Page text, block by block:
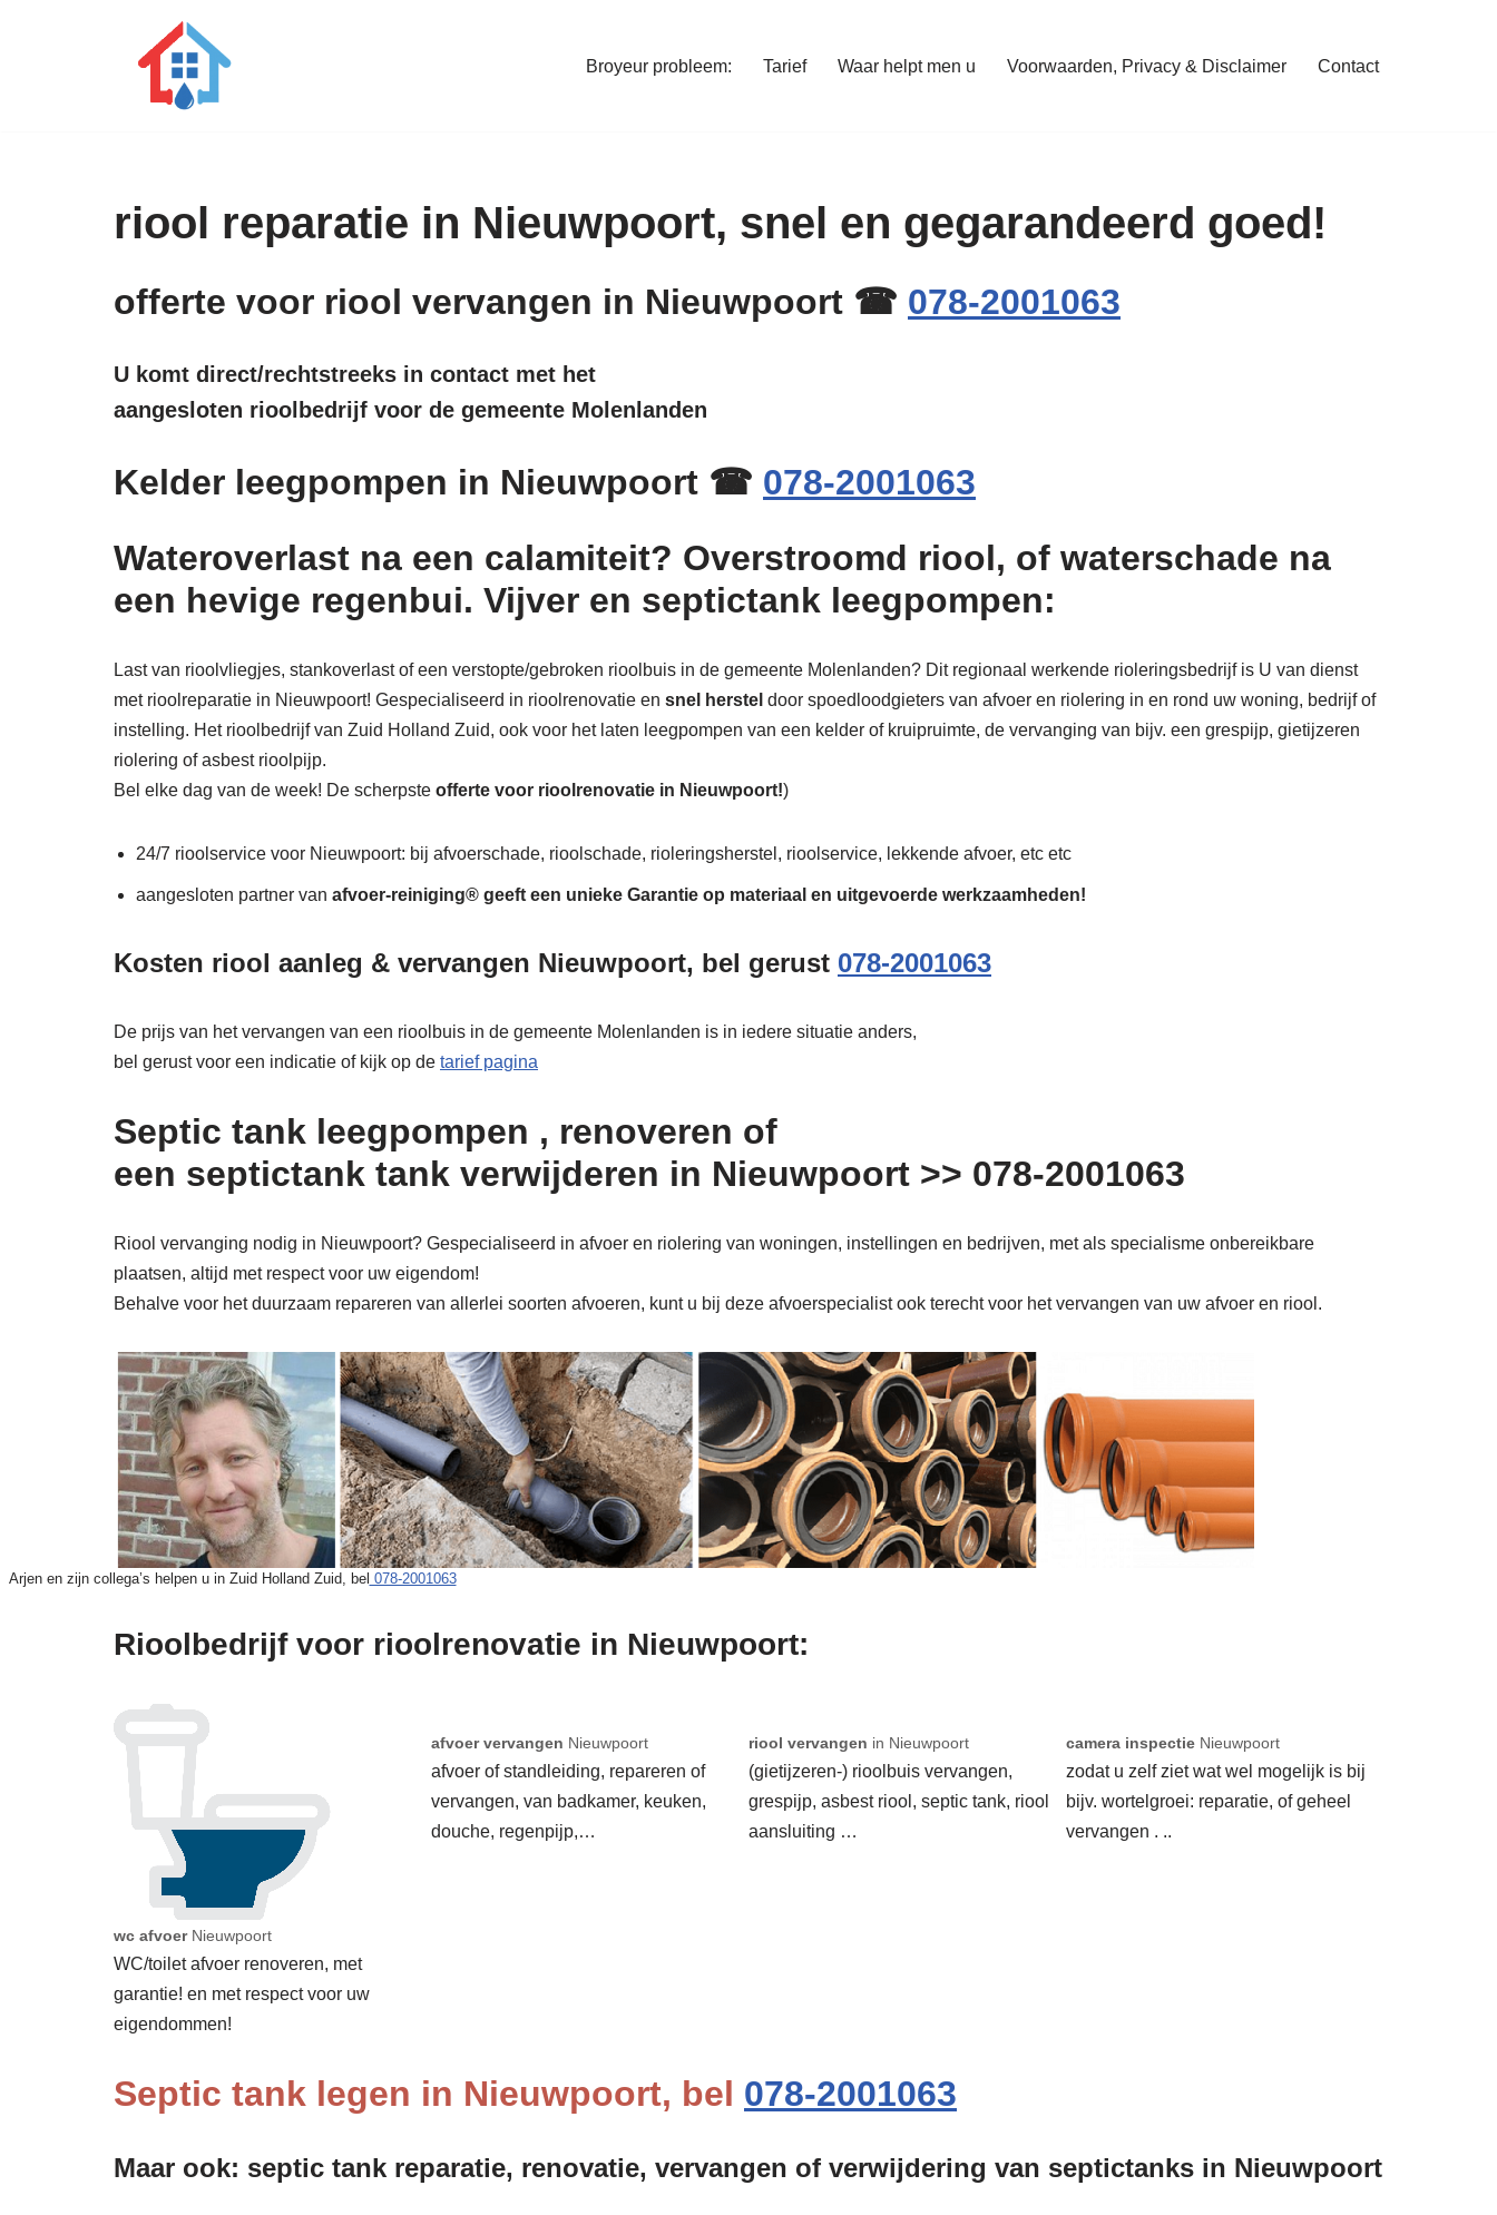
Broyeur probleem: Tarief Waar helpt men u Voorwaarden, Privacy & Disclaimer Contact
riool reparatie in Nieuwpoort, snel en gegarandeerd goed!
offerte voor riool vervangen in Nieuwpoort ☎ 078-2001063
U komt direct/rechtstreeks in contact met het
aangesloten rioolbedrijf voor de gemeente Molenlanden
Kelder leegpompen in Nieuwpoort ☎ 078-2001063
Wateroverlast na een calamiteit? Overstroomd riool, of waterschade na
een hevige regenbui. Vijver en septictank leegpompen:
Last van rioolvliegjes, stankoverlast of een verstopte/gebroken rioolbuis in de gemeente Molenlanden? Dit regionaal werkende rioleringsbedrijf is U van dienst
met rioolreparatie in Nieuwpoort! Gespecialiseerd in rioolrenovatie en snel herstel door spoedloodgieters van afvoer en riolering in en rond uw woning, bedrijf of
instelling. Het rioolbedrijf van Zuid Holland Zuid, ook voor het laten leegpompen van een kelder of kruipruimte, de vervanging van bijv. een grespijp, gietijzeren
riolering of asbest rioolpijp.
Bel elke dag van de week! De scherpste offerte voor rioolrenovatie in Nieuwpoort!)
24/7 rioolservice voor Nieuwpoort: bij afvoerschade, rioolschade, rioleringsherstel, rioolservice, lekkende afvoer, etc etc
aangesloten partner van afvoer-reiniging® geeft een unieke Garantie op materiaal en uitgevoerde werkzaamheden!
Kosten riool aanleg & vervangen Nieuwpoort, bel gerust 078-2001063
De prijs van het vervangen van een rioolbuis in de gemeente Molenlanden is in iedere situatie anders,
bel gerust voor een indicatie of kijk op de tarief pagina
Septic tank leegpompen , renoveren of
een septictank tank verwijderen in Nieuwpoort >> 078-2001063
Riool vervanging nodig in Nieuwpoort? Gespecialiseerd in afvoer en riolering van woningen, instellingen en bedrijven, met als specialisme onbereikbare
plaatsen, altijd met respect voor uw eigendom!
Behalve voor het duurzaam repareren van allerlei soorten afvoeren, kunt u bij deze afvoerspecialist ook terecht voor het vervangen van uw afvoer en riool.
Arjen en zijn collega’s helpen u in Zuid Holland Zuid, bel 078-2001063
Rioolbedrijf voor rioolrenovatie in Nieuwpoort:
wc afvoer Nieuwpoort
WC/toilet afvoer renoveren, met
garantie! en met respect voor uw
eigendommen!
afvoer vervangen Nieuwpoort
afvoer of standleiding, repareren of
vervangen, van badkamer, keuken,
douche, regenpijp,…
riool vervangen in Nieuwpoort
(gietijzeren-) rioolbuis vervangen,
grespijp, asbest riool, septic tank, riool
aansluiting …
camera inspectie Nieuwpoort
zodat u zelf ziet wat wel mogelijk is bij
bijv. wortelgroei: reparatie, of geheel
vervangen . ..
Septic tank legen in Nieuwpoort, bel 078-2001063
Maar ook: septic tank reparatie, renovatie, vervangen of verwijdering van septictanks in Nieuwpoort